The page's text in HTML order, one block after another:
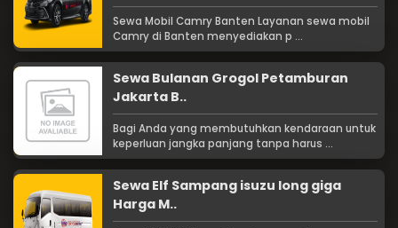
Sewa Mobil Camry Banten Layanan sewa mobil
Camry di Banten menyediakan p ...
Sewa Bulanan Grogol Petamburan
Jakarta B..
Bagi Anda yang membutuhkan kendaraan untuk
keperluan jangka panjang tanpa harus ...
Sewa Elf Sampang isuzu long giga
Harga M..